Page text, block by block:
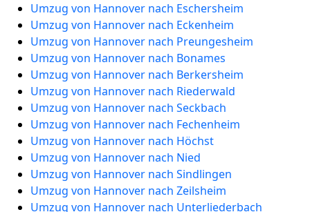
Umzug von Hannover nach Eschersheim
Umzug von Hannover nach Eckenheim
Umzug von Hannover nach Preungesheim
Umzug von Hannover nach Bonames
Umzug von Hannover nach Berkersheim
Umzug von Hannover nach Riederwald
Umzug von Hannover nach Seckbach
Umzug von Hannover nach Fechenheim
Umzug von Hannover nach Höchst
Umzug von Hannover nach Nied
Umzug von Hannover nach Sindlingen
Umzug von Hannover nach Zeilsheim
Umzug von Hannover nach Unterliederbach